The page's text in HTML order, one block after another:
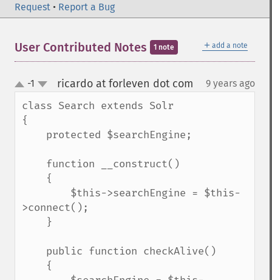
Request • Report a Bug
＋ add a note
User Contributed Notes 1 note
up
down
-1 ricardo at forleven dot com 9 years ago
class Search extends Solr
{
>connect();